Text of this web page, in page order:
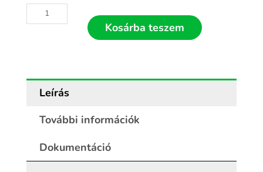
Fehér
műanyag
mennyiség
Kosárba teszem
Leírás
További információk
Dokumentáció